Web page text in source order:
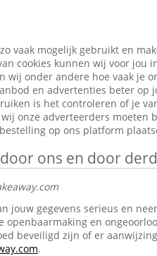
vaak mogelijk gebruikt en
cookies kunnen wij voor jou
wij onder andere hoe vaak je
en advertenties beter op
is het controleren of je
onze adverteerders moeten
op ons platform
ons en door
jouw gegevens serieus en
openbaarmaking en
beveiligd zijn of er
.